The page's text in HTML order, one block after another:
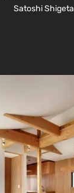
Satoshi Shigeta